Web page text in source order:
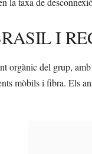
I
orgànic del grup,
mòbils i fibra. Els